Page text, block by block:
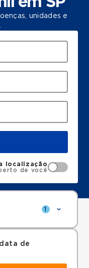
unidades e
localização
de você
1
de